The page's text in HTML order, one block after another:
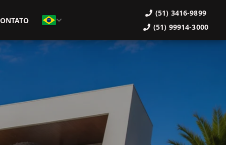
(51) 3416-9899
(51) 99914-3000